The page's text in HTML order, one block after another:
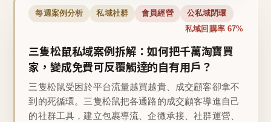
每週案例分析 私域社群 會員經營 公私域閉環
私域回購率 67%
三隻松鼠私域案例拆解：如何把千萬淘寶買
家，變成免費可反覆觸達的自有用戶？
三隻松鼠受困於平台流量越買越貴、成交顧客卻拿不
到的死循環。三隻松鼠把各通路的成交顧客導進自己
的社群工具，建立包裹導流、企微承接、社群運營、